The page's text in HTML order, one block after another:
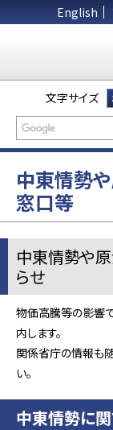
English
文字サイズ
中東情勢
窓口等
中東情勢や
らせ
物価高騰等の影響
内します。
関係省庁の情報も
い。
中東情勢に